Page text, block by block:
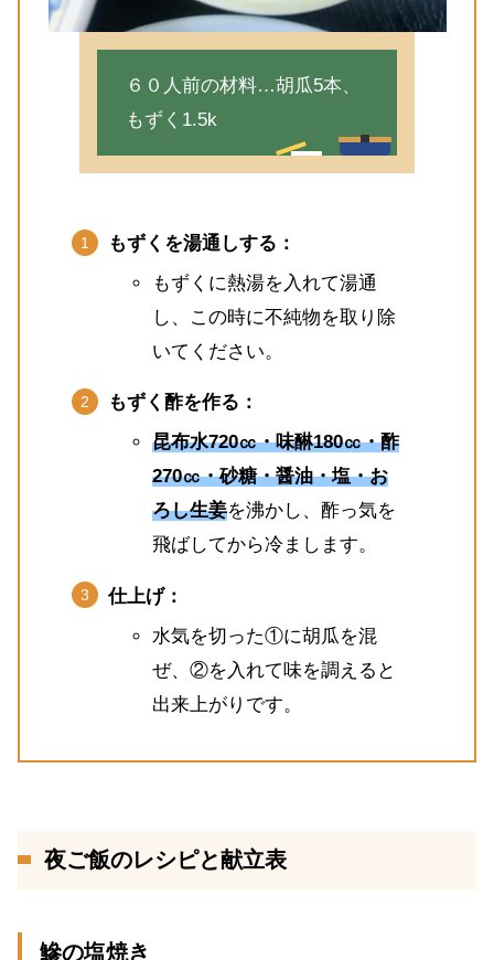
６０人前の材料…胡瓜5本、
もずく1.5k
もずくを湯通しする：
もずくに熱湯を入れて湯通
し、この時に不純物を取り除
いてください。
もずく酢を作る：
昆布水720㏄・味醂180㏄・酢
270㏄・砂糖・醤油・塩・お
ろし生姜を沸かし、酢っ気を
飛ばしてから冷まします。
仕上げ：
水気を切った①に胡瓜を混
ぜ、②を入れて味を調えると
出来上がりです。
夜ご飯のレシピと献立表
鰺の塩焼き